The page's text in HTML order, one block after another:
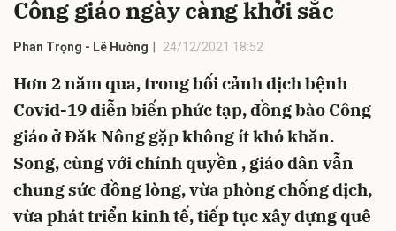
Công giáo ngày càng khởi sắc
Phan Trọng - Lê Hường 24/12/2021 18:52
Hơn 2 năm qua, trong bối cảnh dịch bệnh
Covid-19 diễn biến phức tạp, đồng bào Công
giáo ở Đăk Nông gặp không ít khó khăn.
Song, cùng với chính quyền , giáo dân vẫn
chung sức đồng lòng, vừa phòng chống dịch,
vừa phát triển kinh tế, tiếp tục xây dựng quê
Hủy Gửi